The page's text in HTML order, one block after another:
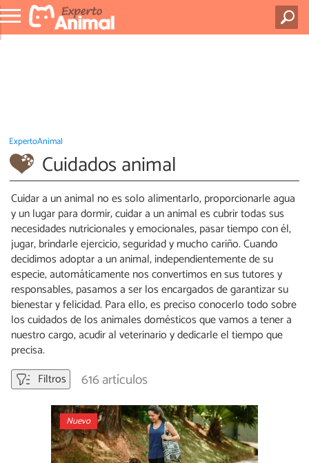
ExpertoAnimal
Cuidados animal
Cuidar a un animal no es solo alimentarlo, proporcionarle agua
y un lugar para dormir; cuidar a un animal es cubrir todas sus
necesidades nutricionales y emocionales, pasar tiempo con él,
jugar, brindarle ejercicio, seguridad y mucho cariño. Cuando
decidimos adoptar a un animal, independientemente de su
especie, automáticamente nos convertimos en sus tutores y
responsables, pasamos a ser los encargados de garantizar su
bienestar y felicidad. Para ello, es preciso conocerlo todo sobre
los cuidados de los animales domésticos que vamos a tener a
nuestro cargo, acudir al veterinario y dedicarle el tiempo que
precisa.
Filtros
616 artículos
Nuevo